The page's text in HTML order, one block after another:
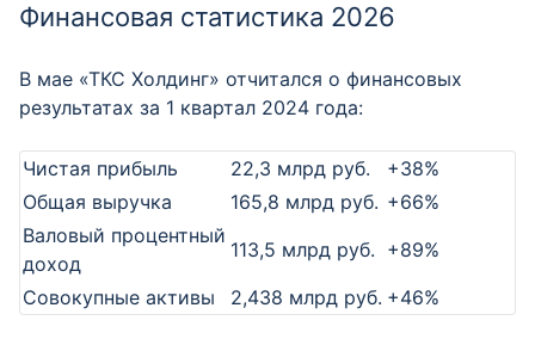
Финансовая статистика 2026
В мае «ТКС Холдинг» отчитался о финансовых
результатах за 1 квартал 2024 года:
Чистая прибыль 22,3 млрд руб.
+38%
Общая выручка
165,8 млрд руб. +66%
Валовый процентный
доход
113,5 млрд руб. +89%
Совокупные активы
2,438 млрд руб. +46%